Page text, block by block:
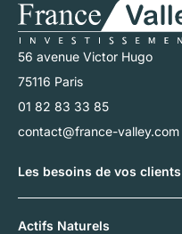
56 avenue Victor Hugo
75116 Paris
01 82 83 33 85
contact@france-valley.com
Les besoins de vos clients
Actifs Naturels